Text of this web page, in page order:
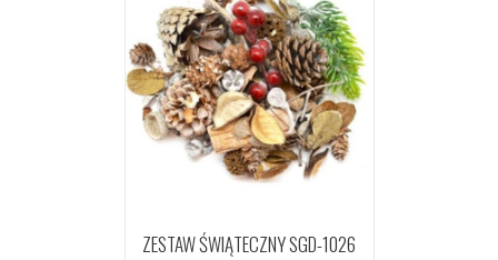
ZESTAW ŚWIĄTECZNY SGD-1026